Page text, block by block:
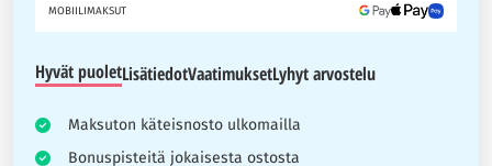
MOBIILIMAKSUT
Hyvät puoletLisätiedotVaatimuksetLyhyt arvostelu
Maksuton käteisnosto ulkomailla
Bonuspisteitä jokaisesta ostosta